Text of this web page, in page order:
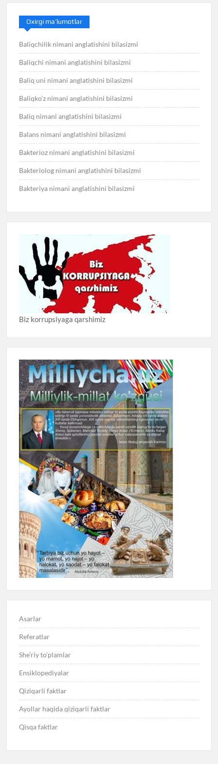
Oxirgi ma’lumotlar
Baliqchilik nimani anglatishini bilasizmi
Baliqchi nimani anglatishini bilasizmi
Baliq uni nimani anglatishini bilasizmi
Baliqko’z nimani anglatishini bilasizmi
Baliq nimani anglatishini bilasizmi
Balans nimani anglatishini bilasizmi
Bakterioz nimani anglatishini bilasizmi
Bakteriolog nimani anglatishini bilasizmi
Bakteriya nimani anglatishini bilasizmi
Biz korrupsiyaga qarshimiz
Asarlar
Referatlar
She’riy to’plamlar
Ensiklopediyalar
Qiziqarli faktlar
Ayollar haqida qiziqarli faktlar
Qisqa faktlar